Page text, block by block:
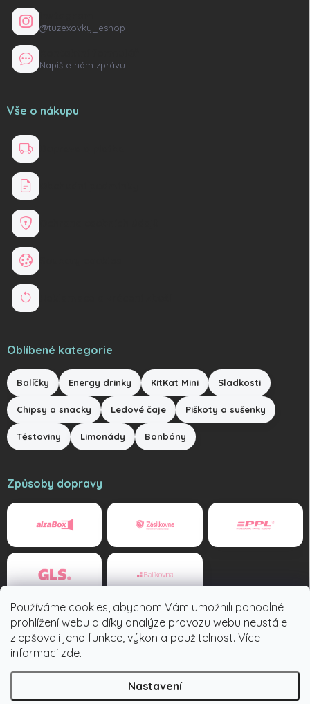
Používáme cookies, abychom Vám umožnili pohodlné
prohlížení webu a díky analýze provozu webu neustále
zlepšovali jeho funkce, výkon a použitelnost. Více
informací zde.
Nastavení
@tuzexovky_eshop
Napište nám zprávu
Vše o nákupu
Oblíbené kategorie
Balíčky Energy drinky KitKat Mini Sladkosti
Chipsy a snacky Ledové čaje Piškoty a sušenky
Těstoviny Limonády Bonbóny
Způsoby dopravy
Způsoby platby